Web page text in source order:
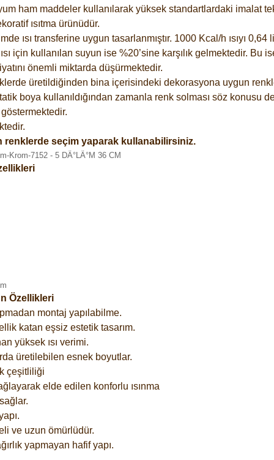
ham maddeler kullanılarak yüksek standartlardaki imalat
ısıtma ürünüdür.
ısı transferine uygun tasarlanmıştır. 1000 Kcal/h ısıyı
için kullanılan suyun ise %20’sine karşılık gelmektedir. Bu
önemli miktarda düşürmektedir.
üretildiğinden bina içerisindeki dekorasyona uygun
boya kullanıldığından zamanla renk solması söz konusu
renklerde seçim yaparak kullanabilirsiniz.
Özellikleri
montaj yapılabilme.
katan eşsiz estetik tasarım.
yüksek ısı verimi.
üretilebilen esnek boyutlar.
çeşitliliği
elde edilen konforlu ısınma
ve uzun ömürlüdür.
yapmayan hafif yapı.